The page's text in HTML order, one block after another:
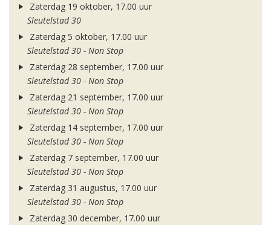
Zaterdag 19 oktober, 17.00 uur
Sleutelstad 30
Zaterdag 5 oktober, 17.00 uur
Sleutelstad 30 - Non Stop
Zaterdag 28 september, 17.00 uur
Sleutelstad 30 - Non Stop
Zaterdag 21 september, 17.00 uur
Sleutelstad 30 - Non Stop
Zaterdag 14 september, 17.00 uur
Sleutelstad 30 - Non Stop
Zaterdag 7 september, 17.00 uur
Sleutelstad 30 - Non Stop
Zaterdag 31 augustus, 17.00 uur
Sleutelstad 30 - Non Stop
Zaterdag 30 december, 17.00 uur